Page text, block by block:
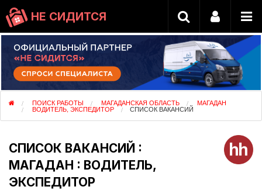
НЕ СИДИТСЯ
ПОИСК РАБОТЫ МАГАДАНСКАЯ ОБЛАСТЬ МАГАДАН
ВОДИТЕЛЬ, ЭКСПЕДИТОР СПИСОК ВАКАНСИЙ
СПИСОК ВАКАНСИЙ :
МАГАДАН : ВОДИТЕЛЬ,
ЭКСПЕДИТОР